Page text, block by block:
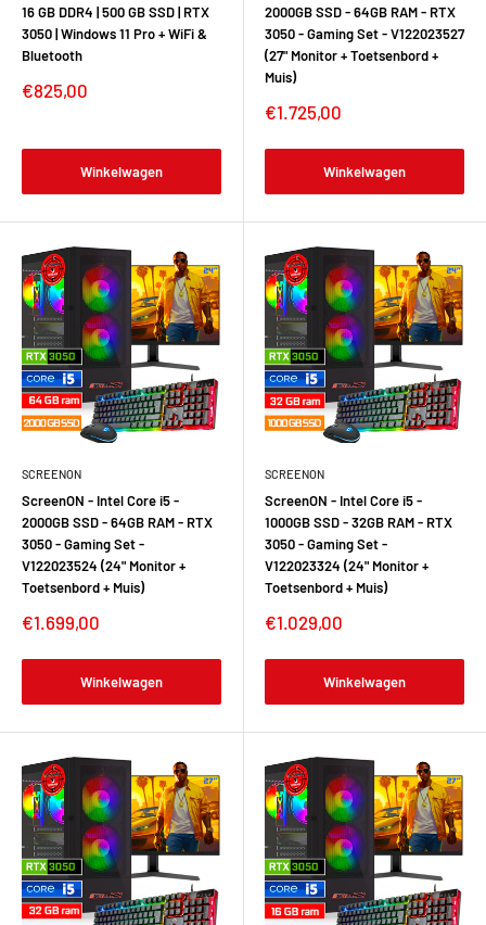
16 GB DDR4 | 500 GB SSD | RTX
3050 | Windows 11 Pro + WiFi &
Bluetooth
€825,00
Winkelwagen
2000GB SSD - 64GB RAM - RTX
3050 - Gaming Set - V122023527
(27" Monitor + Toetsenbord +
Muis)
€1.725,00
Winkelwagen
SCREENON
ScreenON - Intel Core i5 -
2000GB SSD - 64GB RAM - RTX
3050 - Gaming Set -
V122023524 (24" Monitor +
Toetsenbord + Muis)
€1.699,00
Winkelwagen
SCREENON
ScreenON - Intel Core i5 -
1000GB SSD - 32GB RAM - RTX
3050 - Gaming Set -
V122023324 (24" Monitor +
Toetsenbord + Muis)
€1.029,00
Winkelwagen